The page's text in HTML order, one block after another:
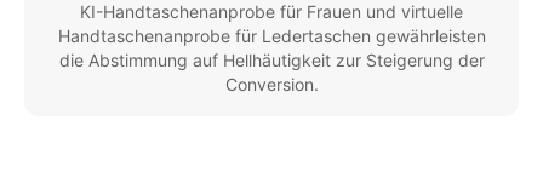
KI-Handtaschenanprobe für Frauen und virtuelle
Handtaschenanprobe für Ledertaschen gewährleisten
die Abstimmung auf Hellhäutigkeit zur Steigerung der
Conversion.